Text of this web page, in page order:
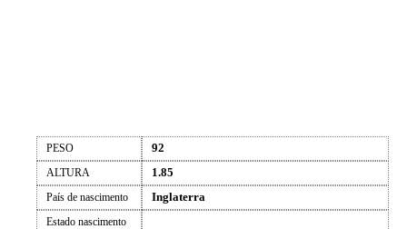
PESO 92
ALTURA 1.85
País de nascimento Inglaterra
Estado nascimento